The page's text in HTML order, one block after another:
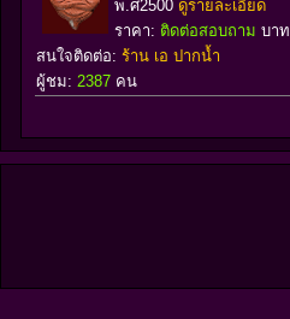
พ.ศ2500 ดูรายละเอียด
ราคา: ติดต่อสอบถาม บาท
สนใจติดต่อ: ร้าน เอ ปากน้ำ
ผู้ชม: 2387 คน